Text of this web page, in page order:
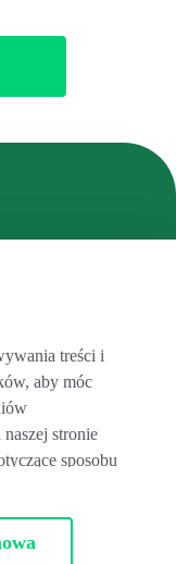
Sp. z o.o.
15/1
Poland
treści i
aby móc
stronie
sposobu
z zakresu
Partnerzy
które otrzymali